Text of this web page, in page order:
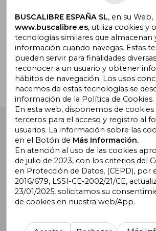
¿Necesitas ayuda?
Buscalibre España . Calle Energía, 65, Nave 3
Cornellà de Llobregat, Barcelona. Derechos
Buscalibre Argentina| Buscalibre Chile
Buscalibre Uruguay|Buscalibre México
BUSCALIBRE ESPAÑA SL, en su Web,
www.buscalibre.es, utiliza cookies y
tecnologías similares que almacenan
información cuando navegas. Estas
pueden servir para finalidades
reconocer a un usuario y obtener
hábitos de navegación. Los usos
hacemos de estas tecnologías se
información de la Política de Cookies.
En esta web, disponemos de
terceros para el acceso y registro al
usuarios. La información sobre las
en el Botón de Más Información.
En atención al uso de las cookies
de julio de 2023, con los criterios del
en Protección de Datos, (CEPD), por
2016/679, LSSI-CE-2002/21/CE,
23/01/2025, solicitamos su
de cookies en nuestra web/App.